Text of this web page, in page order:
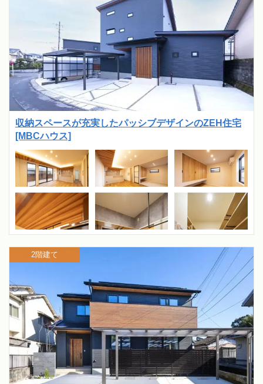
収納スペースが充実したパッシブデザインのZEH住宅
[MBCハウス]
2階建て